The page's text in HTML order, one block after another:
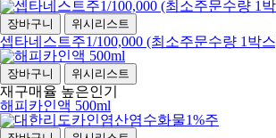
장바구니 위시리스트
셉타네스트주1/100,000 (최소주문수량 1박
장바구니 위시리스트
재구매율 높은인기
해피카인액 500ml